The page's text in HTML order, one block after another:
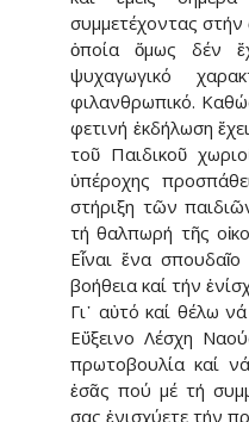
συμμετέχο­ντας
ὁποία ὅμως δέν
ψυχαγωγικό
φιλανθρωπικό.
φε­τινή ἐκδήλωση
τοῦ Παιδικοῦ
ὑπέροχης
στήριξη τῶν
τή θαλπωρή τῆς
Εἶναι ἕνα
βοή­θεια καί τήν
Γι᾽ αὐτό καί θέλω
Εὔξεινο Λέσχη
πρωτο­βουλία καί
ἐσᾶς πού μέ τή
σας ἐνισχύετε τήν